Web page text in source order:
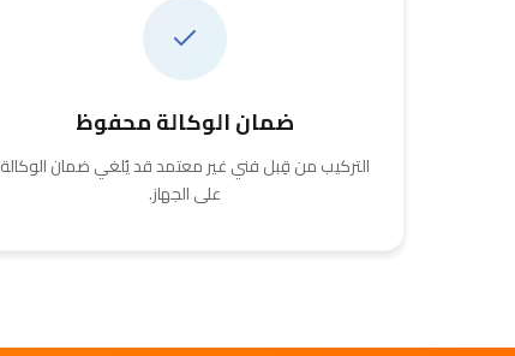
ضمان الوكالة محفوظ
التركيب من قِبل فني غير معتمد قد يُلغي ضمان الوكالة
على الجهاز.